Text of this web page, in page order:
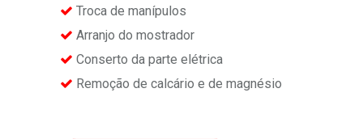
Troca de manípulos
Arranjo do mostrador
Conserto da parte elétrica
Remoção de calcário e de magnésio